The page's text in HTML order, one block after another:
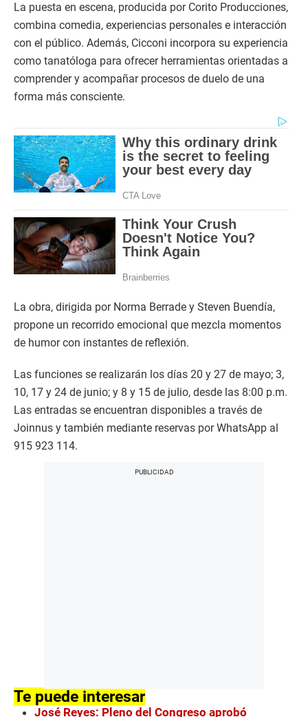
La puesta en escena, producida por Corito Producciones,
combina comedia, experiencias personales e interacción
con el público. Además, Cicconi incorpora su experiencia
como tanatóloga para ofrecer herramientas orientadas a
comprender y acompañar procesos de duelo de una
forma más consciente.
La obra, dirigida por Norma Berrade y Steven Buendía,
propone un recorrido emocional que mezcla momentos
de humor con instantes de reflexión.
Las funciones se realizarán los días 20 y 27 de mayo; 3,
10, 17 y 24 de junio; y 8 y 15 de julio, desde las 8:00 p.m.
Las entradas se encuentran disponibles a través de
Joinnus y también mediante reservas por WhatsApp al
915 923 114.
Te puede interesar
José Reyes: Pleno del Congreso aprobó